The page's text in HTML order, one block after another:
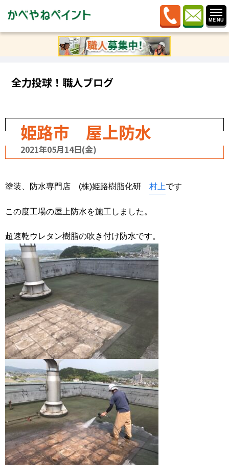
ブログ»全力投球！職人ブログ»
全力投球！職人ブログ
姫路市 屋上防水
2021年05月14日(金)
塗装、防水専門店 (株)姫路樹脂化研 村上です
この度工場の屋上防水を施工しました。
超速乾ウレタン樹脂の吹き付け防水です。